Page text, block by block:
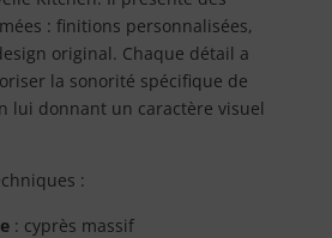
: finitions personnalisées,
original. Chaque détail a
la sonorité spécifique de
lui donnant un caractère visuel
:
: cyprès massif